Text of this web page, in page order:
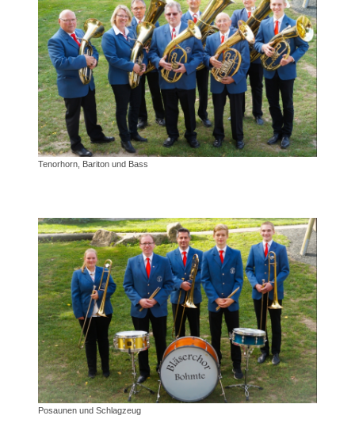
Tenorhorn, Bariton und Bass
Posaunen und Schlagzeug